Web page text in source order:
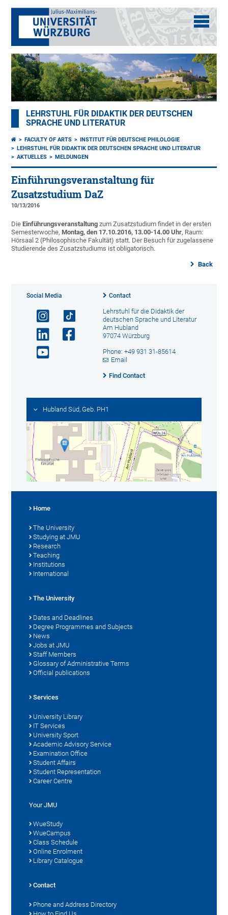
LEHRSTUHL FÜR DIDAKTIK DER DEUTSCHEN
SPRACHE UND LITERATUR
FACULTY OF ARTS
INSTITUT FÜR DEUTSCHE PHILOLOGIE
LEHRSTUHL FÜR DIDAKTIK DER DEUTSCHEN SPRACHE UND LITERATUR
AKTUELLES
MELDUNGEN
Einführungsveranstaltung für
Zusatzstudium DaZ
10/13/2016
DieEinführungsveranstaltung zum Zusatzstudium findet in der ersten
Semesterwoche,Montag, den 17.10.2016, 13.00-14.00 Uhr, Raum:
Hörsaal 2 (Philosophische Fakultät) statt. Der Besuch für zugelassene
Studierende des Zusatzstudiums ist obligatorisch.
Back
Social Media Contact
Lehrstuhl für die Didaktik der
deutschen Sprache und Literatur
Am Hubland
97074 Würzburg
Phone: +49 931 31-85614
Email
Find Contact
Hubland Süd, Geb. PH1
Home
The University
Studying at JMU
Research
Teaching
Institutions
International
The University
Dates and Deadlines
Degree Programmes and Subjects
News
Jobs at JMU
Staff Members
Glossary of Administrative Terms
Official publications
Services
University Library
IT Services
University Sport
Academic Advisory Service
Examination Office
Student Affairs
Student Representation
Career Centre
Your JMU
WueStudy
WueCampus
Class Schedule
Online Enrolment
Library Catalogue
Contact
Phone and Address Directory